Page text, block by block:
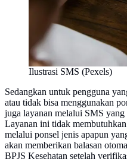
Ilustrasi SMS (Pexels)
Sedangkan untuk pengguna
atau tidak bisa menggunakan
juga layanan melalui SMS
Layanan ini tidak
melalui ponsel jenis apapun
akan memberikan balasan
BPJS Kesehatan setelah